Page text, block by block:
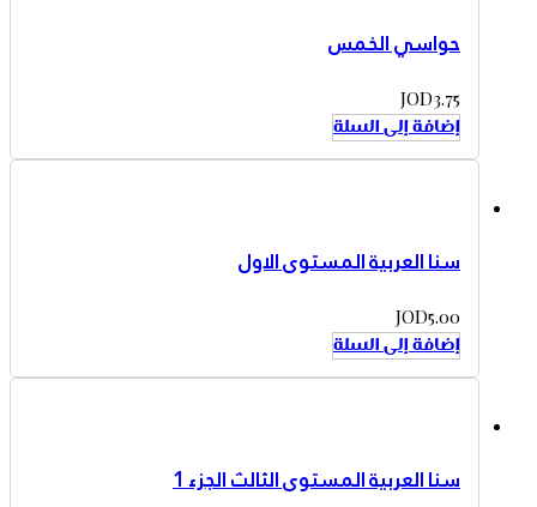
حواسي الخمس
JOD3.75
إضافة إلى السلة
سنا العربية المستوى الاول
JOD5.00
إضافة إلى السلة
سنا العربية المستوى الثالث الجزء 1